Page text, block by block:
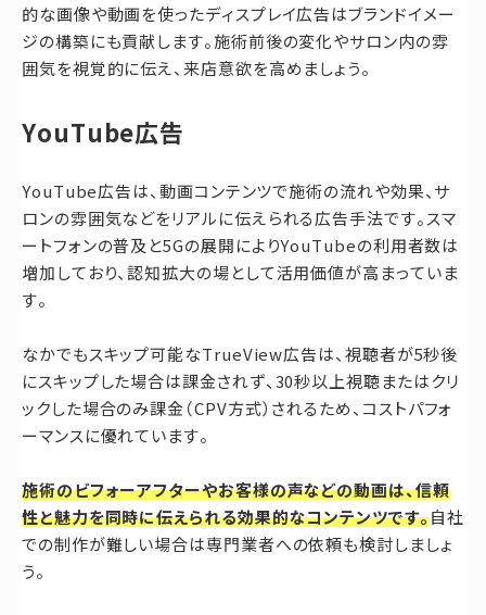
的な画像や動画を使ったディスプレイ広告はブランドイメー
ジの構築にも貢献します。施術前後の変化やサロン内の雰
囲気を視覚的に伝え、来店意欲を高めましょう。
YouTube広告
YouTube広告は、動画コンテンツで施術の流れや効果、サ
ロンの雰囲気などをリアルに伝えられる広告手法です。スマ
ートフォンの普及と5Gの展開によりYouTubeの利用者数は
増加しており、認知拡大の場として活用価値が高まっていま
す。
なかでもスキップ可能なTrueView広告は、視聴者が5秒後
にスキップした場合は課金されず、30秒以上視聴またはクリ
ックした場合のみ課金（CPV方式）されるため、コストパフォ
ーマンスに優れています。
施術のビフォーアフターやお客様の声などの動画は、信頼
性と魅力を同時に伝えられる効果的なコンテンツです。自社
での制作が難しい場合は専門業者への依頼も検討しましょ
う。